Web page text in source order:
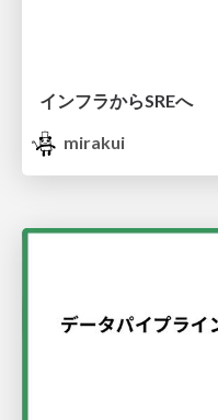
インフラからSREへ
mirakui